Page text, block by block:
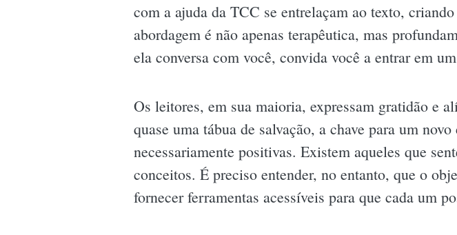
com a ajuda da TCC se entrelaçam ao texto,
abordagem é não apenas terapêutica, mas
ela conversa com você, convida você a entrar em
Os leitores, em sua maioria, expressam gratidão e
quase uma tábua de salvação, a chave para um
necessariamente positivas. Existem aqueles que
conceitos. É preciso entender, no entanto, que o
fornecer ferramentas acessíveis para que cada um